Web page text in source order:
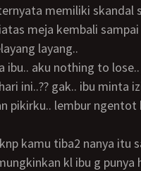
memiliki skandal
meja kembali
layang..
ini..?? gak.. ibu minta
pikirku.. lembur ngentot
kl ibu g punya